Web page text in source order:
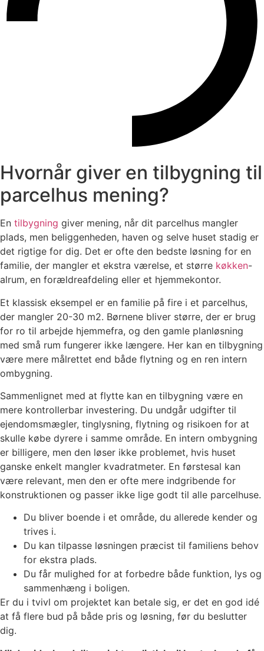
Hvornår giver en tilbygning til
parcelhus mening?
En tilbygning giver mening, når dit parcelhus mangler
plads, men beliggenheden, haven og selve huset stadig er
det rigtige for dig. Det er ofte den bedste løsning for en
familie, der mangler et ekstra værelse, et større køkken-
alrum, en forældreafdeling eller et hjemmekontor.
Et klassisk eksempel er en familie på fire i et parcelhus,
der mangler 20-30 m2. Børnene bliver større, der er brug
for ro til arbejde hjemmefra, og den gamle planløsning
med små rum fungerer ikke længere. Her kan en tilbygning
være mere målrettet end både flytning og en ren intern
ombygning.
Sammenlignet med at flytte kan en tilbygning være en
mere kontrollerbar investering. Du undgår udgifter til
ejendomsmægler, tinglysning, flytning og risikoen for at
skulle købe dyrere i samme område. En intern ombygning
er billigere, men den løser ikke problemet, hvis huset
ganske enkelt mangler kvadratmeter. En førstesal kan
være relevant, men den er ofte mere indgribende for
konstruktionen og passer ikke lige godt til alle parcelhuse.
Du bliver boende i et område, du allerede kender og
trives i.
Du kan tilpasse løsningen præcist til familiens behov
for ekstra plads.
Du får mulighed for at forbedre både funktion, lys og
sammenhæng i boligen.
Er du i tvivl om projektet kan betale sig, er det en god idé
at få flere bud på både pris og løsning, før du beslutter
dig.